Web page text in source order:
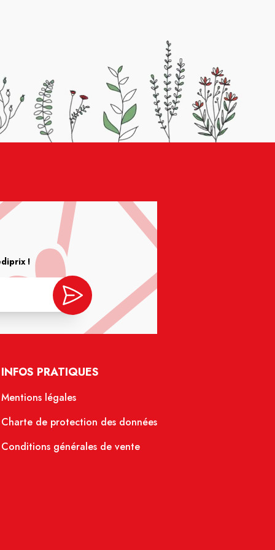
!
INFOS PRATIQUES
Mentions légales
Charte de protection des données
Conditions générales de vente